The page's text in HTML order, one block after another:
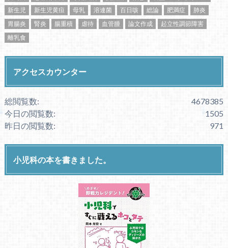
新生児
新生児黄疸 母乳 溶連菌 百日咳 総論 肥満症
肺炎
胃腸炎
腎炎 腸重積 虐待 血管腫 論文作成
起立性調節障害
離乳食
アクセスカウンター
4678385
総閲覧数:
1505
今日の閲覧数:
971
昨日の閲覧数:
小児科の本を書きました。